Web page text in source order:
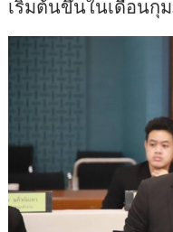
เริ่มต้นขึ้นในเดือนกุ